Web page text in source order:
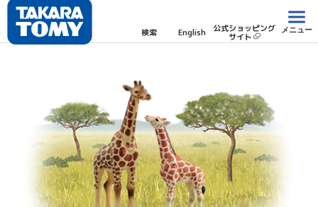
検索 English 公式ショッピング
サイト
メニュー